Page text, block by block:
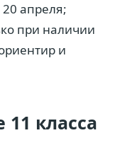
апреля;
при наличии
и
11 класса